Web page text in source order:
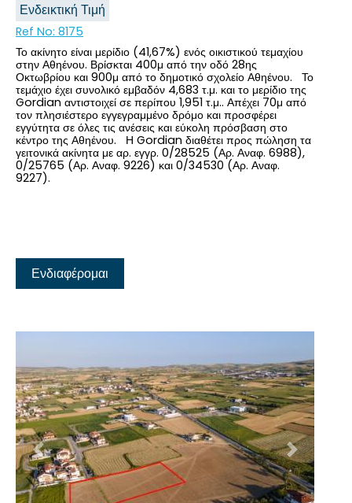
Ενδεικτική Τιμή
Ref No: 8175
Το ακίνητο είναι μερίδιο (41,67%) ενός οικιστικού τεμαχίου
στην Αθηένου. Βρίσκται 400μ από την οδό 28ης
Οκτωβρίου και 900μ από το δημοτικό σχολείο Αθηένου. Το
τεμάχιο έχει συνολικό εμβαδόν 4,683 τ.μ. και το μερίδιο της
Gordian αντιστοιχεί σε περίπου 1,951 τ.μ.. Απέχει 70μ από
τον πλησιέστερο εγγεγραμμένο δρόμο και προσφέρει
εγγύτητα σε όλες τις ανέσεις και εύκολη πρόσβαση στο
κέντρο της Αθηένου. Η Gordian διαθέτει προς πώληση τα
γειτονικά ακίνητα με αρ. εγγρ. 0/28525 (Αρ. Αναφ. 6988),
0/25765 (Αρ. Αναφ. 9226) και 0/34530 (Αρ. Αναφ.
9227).
Ενδιαφέρομαι
Προηγούμενο Επόμενο